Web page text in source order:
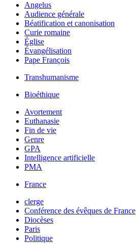
Angelus
Audience générale
Béatification et canonisation
Curie romaine
Église
Évangélisation
Pape François
Transhumanisme
Bioéthique
Avortement
Euthanasie
Fin de vie
Genre
GPA
Intelligence artificielle
PMA
France
clerge
Conférence des évêques de France
Diocèses
Paris
Politique